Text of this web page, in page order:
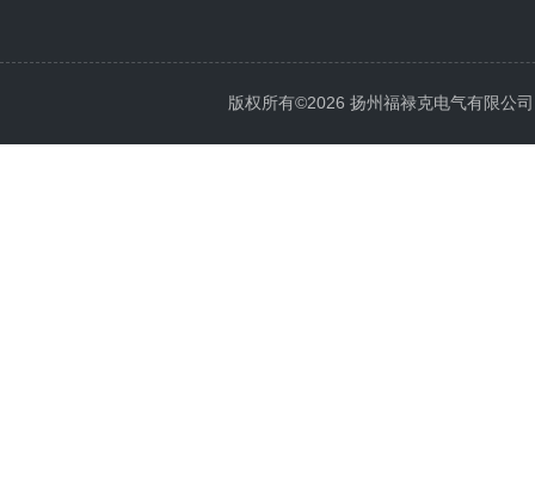
版权所有©2026 扬州福禄克电气有限公